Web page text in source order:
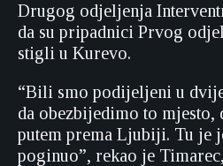
Drugog odjeljenja
da su pripadnici Prvog
stigli u Kurevo.
“Bili smo podijeljeni u
da obezbijedimo to mjesto,
putem prema Ljubiji. Tu je
poginuo”, rekao je